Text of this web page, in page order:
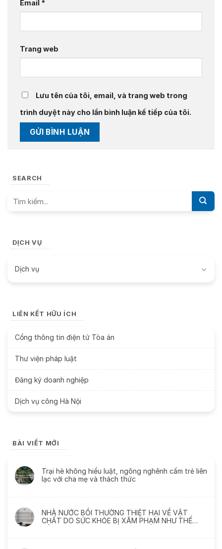
Email *
Trang web
Lưu tên của tôi, email, và trang web trong
trình duyệt này cho lần bình luận kế tiếp của tôi.
SEARCH
DỊCH VỤ
Dịch vụ
LIÊN KẾT HỮU ÍCH
Cổng thông tin điện tử Tòa án
Thư viện pháp luật
Đăng ký doanh nghiệp
Dịch vụ công Hà Nội
BÀI VIẾT MỚI
Trại hè không hiểu luật, ngông nghênh cấm trẻ liên
lạc với cha mẹ và thách thức
NHÀ NƯỚC BỒI THƯỜNG THIỆT HẠI VỀ VẬT
CHẤT DO SỨC KHỎE BỊ XÂM PHẠM NHƯ THẾ